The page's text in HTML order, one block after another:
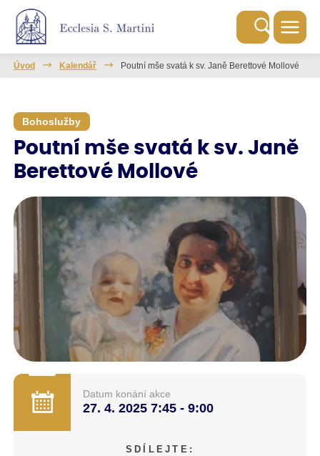
Úvod Kalendář Poutní mše svatá k sv. Janě Berettové Mollové
Bohoslužby
Poutní mše svatá k sv. Janě
Berettové Mollové
Datum konání akce
27. 4. 2025 7:45 - 9:00
SDÍLEJTE: